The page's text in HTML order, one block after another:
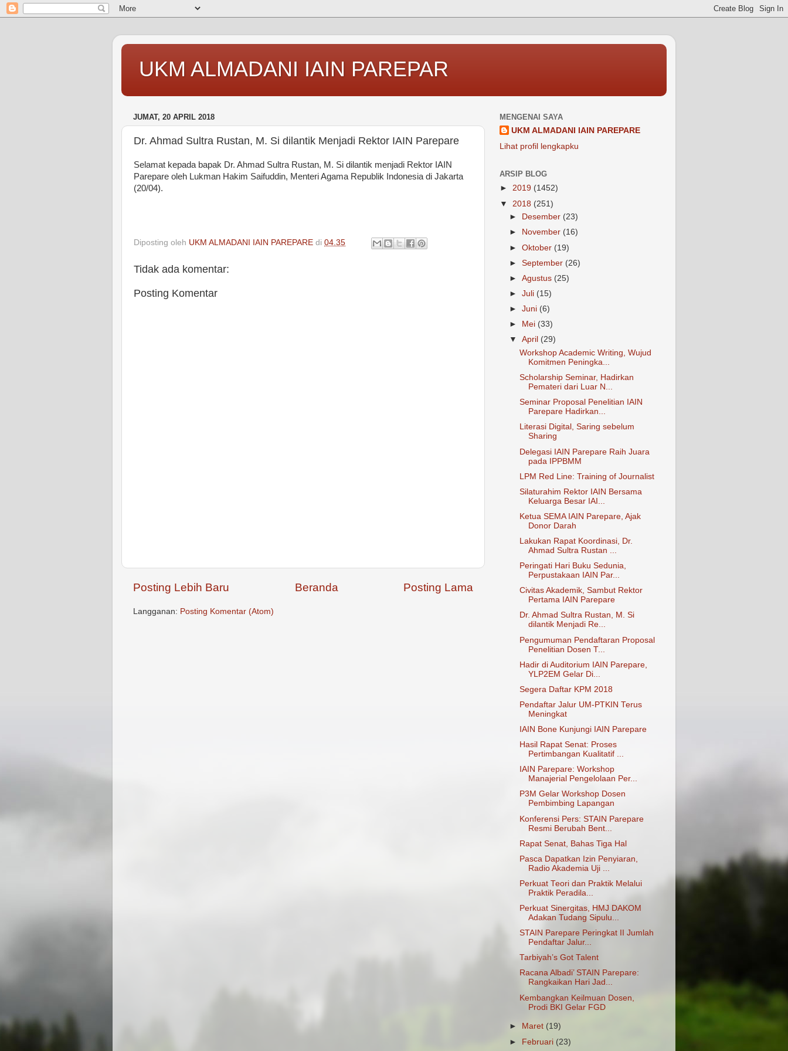
UKM ALMADANI IAIN PAREPAR
JUMAT, 20 APRIL 2018
Dr. Ahmad Sultra Rustan, M. Si dilantik Menjadi Rektor IAIN Parepare
Selamat kepada bapak Dr. Ahmad Sultra Rustan, M. Si dilantik menjadi Rektor IAIN
Parepare oleh Lukman Hakim Saifuddin, Menteri Agama Republik Indonesia di Jakarta
(20/04).
Diposting oleh UKM ALMADANI IAIN PAREPARE di 04.35
Tidak ada komentar:
Posting Komentar
Posting Lebih Baru Posting Lama
Beranda
Langganan: Posting Komentar (Atom)
MENGENAI SAYA
UKM ALMADANI IAIN PAREPARE
Lihat profil lengkapku
ARSIP BLOG
► 2019 (1452)
▼ 2018 (251)
►
Desember (23)
►
November (16)
►Oktober (19)
►September (26)
►Agustus (25)
►Juli (15)
►Juni (6)
►
Mei (33)
▼April (29)
Workshop Academic Writing, Wujud
Komitmen Peningka...
Scholarship Seminar, Hadirkan
Pemateri dari Luar N...
Seminar Proposal Penelitian IAIN
Parepare Hadirkan...
Literasi Digital, Saring sebelum
Sharing
Delegasi IAIN Parepare Raih Juara
pada IPPBMM
LPM Red Line: Training of Journalist
Silaturahim Rektor IAIN Bersama
Keluarga Besar IAI...
Ketua SEMA IAIN Parepare, Ajak
Donor Darah
Lakukan Rapat Koordinasi, Dr.
Ahmad Sultra Rustan ...
Peringati Hari Buku Sedunia,
Perpustakaan IAIN Par...
Civitas Akademik, Sambut Rektor
Pertama IAIN Parepare
Dr. Ahmad Sultra Rustan, M. Si
dilantik Menjadi Re...
Pengumuman Pendaftaran Proposal
Penelitian Dosen T...
Hadir di Auditorium IAIN Parepare,
YLP2EM Gelar Di...
Segera Daftar KPM 2018
Pendaftar Jalur UM-PTKIN Terus
Meningkat
IAIN Bone Kunjungi IAIN Parepare
Hasil Rapat Senat: Proses
Pertimbangan Kualitatif ...
IAIN Parepare: Workshop
Manajerial Pengelolaan Per...
P3M Gelar Workshop Dosen
Pembimbing Lapangan
Konferensi Pers: STAIN Parepare
Resmi Berubah Bent...
Rapat Senat, Bahas Tiga Hal
Pasca Dapatkan Izin Penyiaran,
Radio Akademia Uji ...
Perkuat Teori dan Praktik Melalui
Praktik Peradila...
Perkuat Sinergitas, HMJ DAKOM
Adakan Tudang Sipulu...
STAIN Parepare Peringkat II Jumlah
Pendaftar Jalur...
Tarbiyah’s Got Talent
Racana Albadi’ STAIN Parepare:
Rangkaikan Hari Jad...
Kembangkan Keilmuan Dosen,
Prodi BKI Gelar FGD
► Maret (19)
► Februari (23)